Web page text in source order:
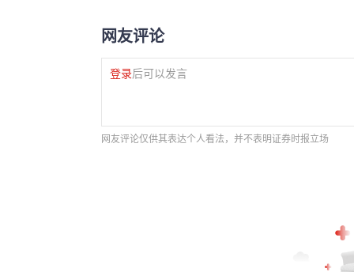
网友评论
登录后可以发言
网友评论仅供其表达个人看法，并不表明证券时报立场